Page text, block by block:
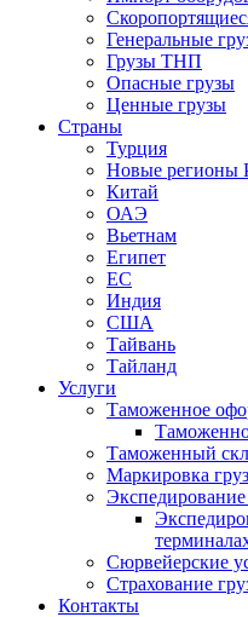
Генеральные
Грузы ТНП
Опасные грузы
Ценные грузы
Страны
Турция
Новые регионы
Китай
ОАЭ
Вьетнам
Египет
ЕС
Индия
США
Тайвань
Тайланд
Услуги
Таможенное
Таможенный
Маркировка
Экспедирование
Сюрвейерские
Страхование
Контакты